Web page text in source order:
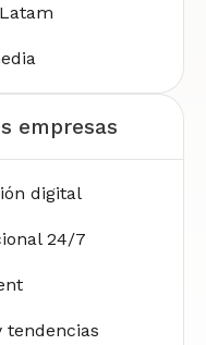
empresas
digital
24/7
tendencias